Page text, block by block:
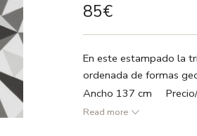
85€
En este estampado la
ordenada de formas
Ancho 137 cm
Read more